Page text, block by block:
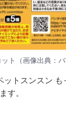
ト（画像出典：バ
トスンスン
す。